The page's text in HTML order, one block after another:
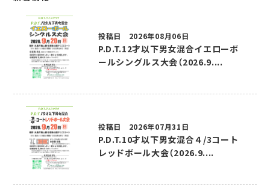
投稿日 2026年08月06日
P.D.T.12才以下男女混合イエローボ
ールシングルス大会（2026.9....
投稿日 2026年07月31日
P.D.T.10才以下男女混合４/3コート
レッドボール大会（2026.9....